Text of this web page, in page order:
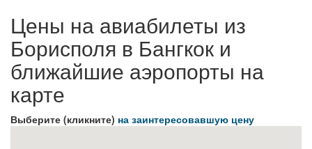
Цены на авиабилеты из
Борисполя в Бангкок и
ближайшие аэропорты на
карте
Выберите (кликните) на заинтересовавшую цену